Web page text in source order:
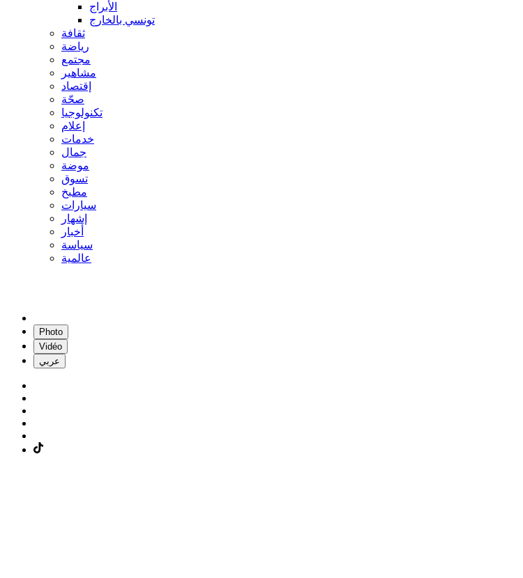
الأبراج
تونسي بالخارج
ثقافة
رياضة
مجتمع
مشاهير
إقتصاد
صحّة
تكنولوجيا
إعلام
خدمات
جمال
موضة
تسوق
مطبخ
سيارات
إشهار
أخبار
سياسة
عالمية
Photo
Vidéo
عربي